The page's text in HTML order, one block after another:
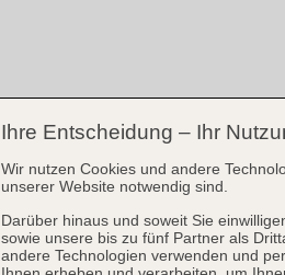
Ihre Entscheidung – Ihr
Wir nutzen Cookies und andere
unserer Website notwendig sind.
Darüber hinaus und soweit Sie
sowie unsere bis zu fünf Partner als
andere Technologien verwenden und